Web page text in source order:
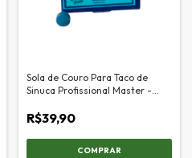
Sola de Couro Para Taco de
Sinuca Profissional Master -
R$39,90